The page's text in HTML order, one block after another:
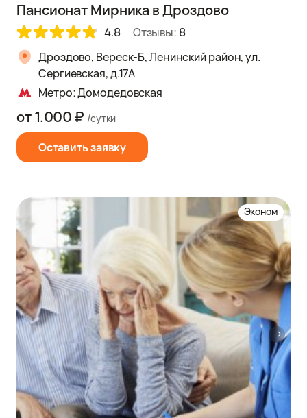
Пансионат Мирника в Дроздово
4.8 Отзывы: 8
Дроздово, Вереск-Б, Ленинский район, ул.
Сергиевская, д.17А
Метро: Домодедовская
Оставить заявку
от 1.000 ₽ /сутки
Эконом